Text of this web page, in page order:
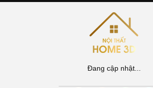
Đang cập nhật...